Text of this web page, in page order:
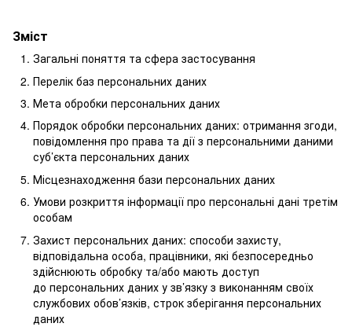
Зміст
Загальні поняття та сфера застосування
Перелік баз персональних даних
Мета обробки персональних даних
Порядок обробки персональних даних: отримання згоди,
повідомлення про права та дії з персональними даними
суб’єкта персональних даних
Місцезнаходження бази персональних даних
Умови розкриття інформації про персональні дані третім
особам
Захист персональних даних: способи захисту,
відповідальна особа, працівники, які безпосередньо
здійснюють обробку та/або мають доступ
до персональних даних у зв’язку з виконанням своїх
службових обов’язків, строк зберігання персональних
даних